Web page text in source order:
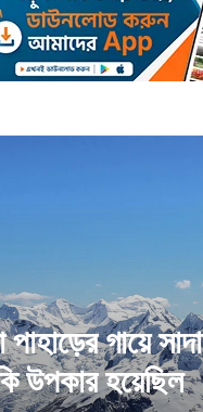
গায়ে সাদা